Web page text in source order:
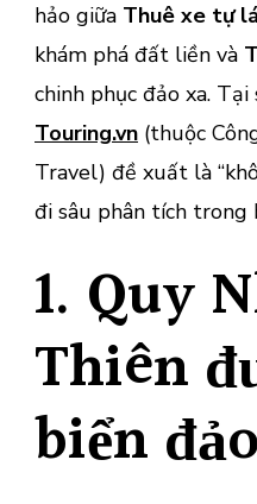
hảo giữa Thuê xe tự
khám phá đất liền và
chinh phục đảo xa.
Touring.vn (thuộc
Travel) đề xuất là
đi sâu phân tích trong
1. Quy
Thiên
biển